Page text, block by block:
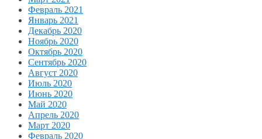
Февраль 2021
Январь 2021
Декабрь 2020
Ноябрь 2020
Октябрь 2020
Сентябрь 2020
Август 2020
Июль 2020
Июнь 2020
Май 2020
Апрель 2020
Март 2020
Февраль 2020